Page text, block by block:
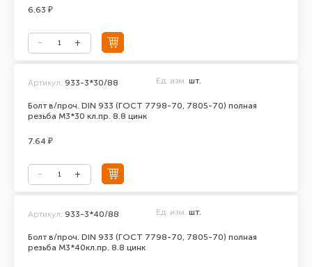
6.63 ₽
Болт в/проч. DIN 933 (ГОСТ 7798-70, 7805-70) полная
резьба М3*30 кл.пр. 8.8 цинк
Артикул: 933-3*30/88 Ед. изм. шт.
7.64 ₽
Болт в/проч. DIN 933 (ГОСТ 7798-70, 7805-70) полная
резьба М3*40кл.пр. 8.8 цинк
Артикул: 933-3*40/88 Ед. изм. шт.